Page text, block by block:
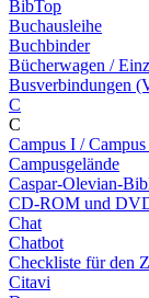
BibTop
Buchausleihe
Buchbinder
Bücherwagen /
Busverbindungen
C
C
Campus I /
Campusgelände
Caspar-Olevian-
CD-ROM und
Chat
Chatbot
Checkliste für den
Citavi